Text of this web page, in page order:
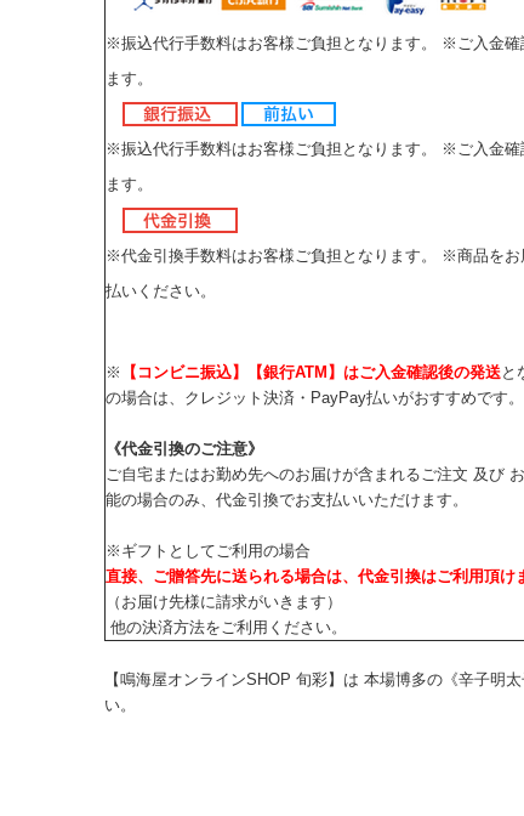
※振込代行手数料はお客様ご負担となります。 ※ご入金確
ます。
※振込代行手数料はお客様ご負担となります。 ※ご入金確
ます。
※代金引換手数料はお客様ご負担となります。 ※商品をお
払いください。
※ 【コンビニ振込】【銀行ATM】はご入金確認後の発送と
の場合は、クレジット決済・PayPay払いがおすすめです。
《代金引換のご注意》
ご自宅またはお勤め先へのお届けが含まれるご注文 及び
能の場合のみ、代金引換でお支払いいただけます。
※ギフトとしてご利用の場合
直接、ご贈答先に送られる場合は、代金引換はご利用頂け
（お届け先様に請求がいきます）
他の決済方法をご利用ください。
【鳴海屋オンラインSHOP 旬彩】は 本場博多の《辛子明
い。